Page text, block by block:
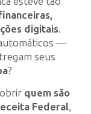
digitais.
—
seus
?
quem são
Federal,